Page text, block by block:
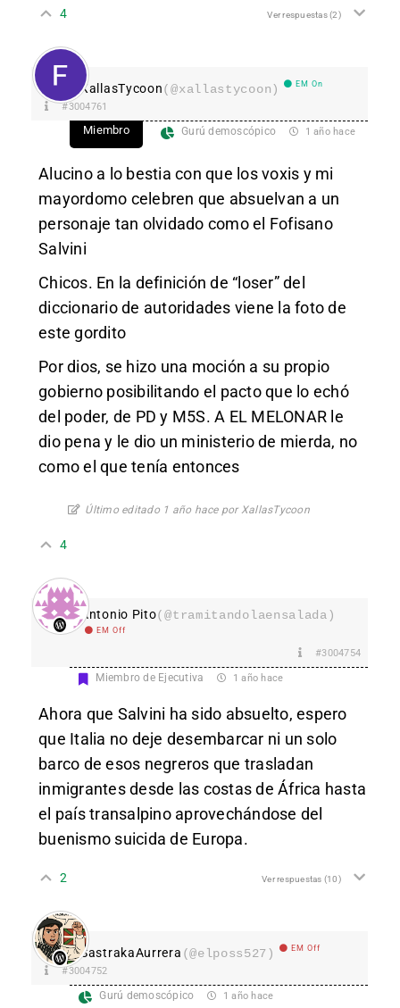
4 Ver respuestas(2)
XallasTycoon(@xallastycoon) EM On
#3004761
Miembro Gurú demoscópico 1 año hace
Alucino a lo bestia con que los voxis y mi
mayordomo celebren que absuelvan a un
personaje tan olvidado como el Fofisano
Salvini
Chicos. En la definición de “loser” del
diccionario de autoridades viene la foto de
este gordito
Por dios, se hizo una moción a su propio
gobierno posibilitando el pacto que lo echó
del poder, de PD y M5S. A EL MELONAR le
dio pena y le dio un ministerio de mierda, no
como el que tenía entonces
Último editado 1 año hace por XallasTycoon
4
Antonio Pito(@tramitandolaensalada)
EM Off
#3004754
Miembro de Ejecutiva 1 año hace
Ahora que Salvini ha sido absuelto, espero
que Italia no deje desembarcar ni un solo
barco de esos negreros que trasladan
inmigrantes desde las costas de África hasta
el país transalpino aprovechándose del
buenismo suicida de Europa.
2 Ver respuestas (10)
SastrakaAurrera (@elposs527) EM Off
#3004752
Gurú demoscópico 1 año hace